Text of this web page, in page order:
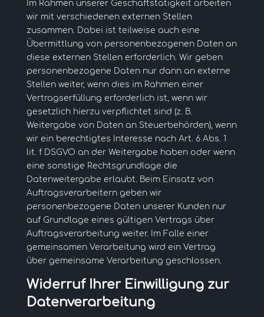
Im Rahmen unserer Geschäftstätigkeit arbeiten
wir mit verschiedenen externen Stellen
zusammen. Dabei ist teilweise auch eine
Übermittlung von personenbezogenen Daten an
diese externen Stellen erforderlich. Wir geben
personenbezogene Daten nur dann an externe
Stellen weiter, wenn dies im Rahmen einer
Vertragserfüllung erforderlich ist, wenn wir
gesetzlich hierzu verpflichtet sind (z. B.
Weitergabe von Daten an Steuerbehörden), wenn
wir ein berechtigtes Interesse nach Art. 6 Abs. 1
lit. f DSGVO an der Weitergabe haben oder wenn
eine sonstige Rechtsgrundlage die
Datenweitergabe erlaubt. Beim Einsatz von
Auftragsverarbeitern geben wir
personenbezogene Daten unserer Kunden nur
auf Grundlage eines gültigen Vertrags über
Auftragsverarbeitung weiter. Im Falle einer
gemeinsamen Verarbeitung wird ein Vertrag
über gemeinsame Verarbeitung geschlossen.
Widerruf Ihrer Einwilligung zur
Datenverarbeitung